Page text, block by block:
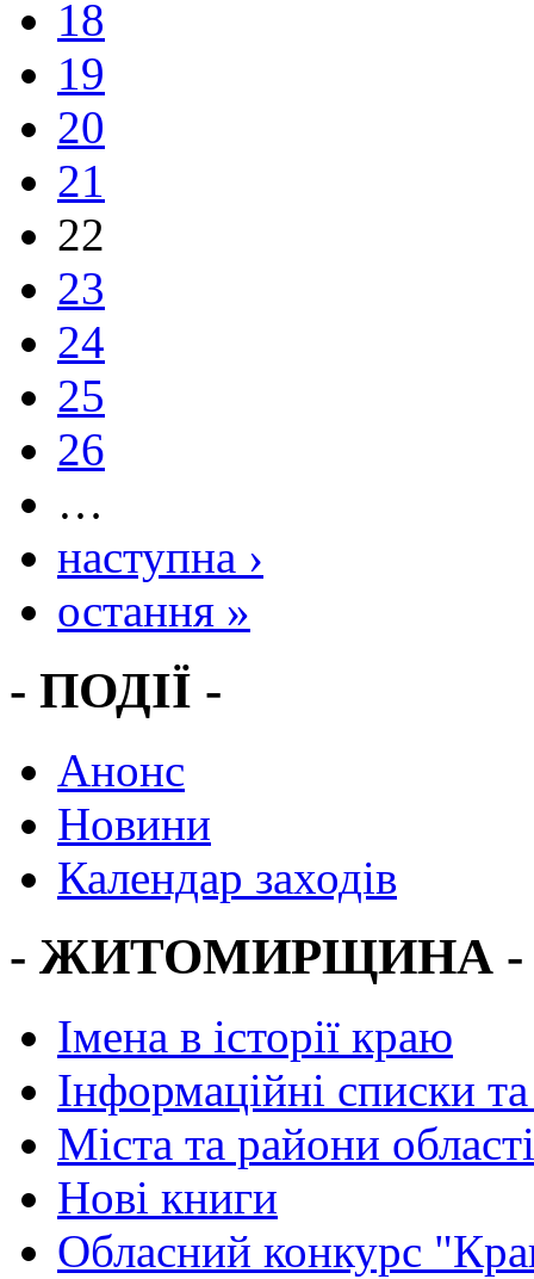
18
19
20
21
22
23
24
25
26
…
наступна ›
остання »
- ПОДІЇ -
Анонс
Новини
Календар заходів
- ЖИТОМИРЩИНА -
Імена в історії краю
Інформаційні списки
Міста та райони області
Нові книги
Обласний конкурс